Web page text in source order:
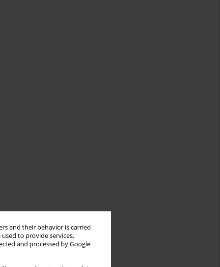
and their behavior is carried
to provide services,
and processed by Google